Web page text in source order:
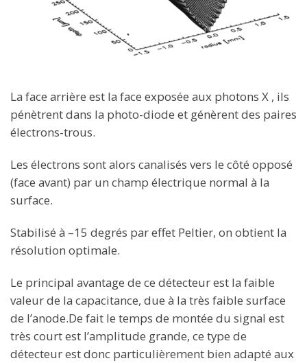
La face arrière est la face exposée aux photons X , ils
pénètrent dans la photo-diode et génèrent des paires
électrons-trous.
Les électrons sont alors canalisés vers le côté opposé
(face avant) par un champ électrique normal à la
surface.
Stabilisé à –15 degrés par effet Peltier, on obtient la
résolution optimale.
Le principal avantage de ce détecteur est la faible
valeur de la capacitance, due à la très faible surface
de l’anode.De fait le temps de montée du signal est
très court est l’amplitude grande, ce type de
détecteur est donc particulièrement bien adapté aux